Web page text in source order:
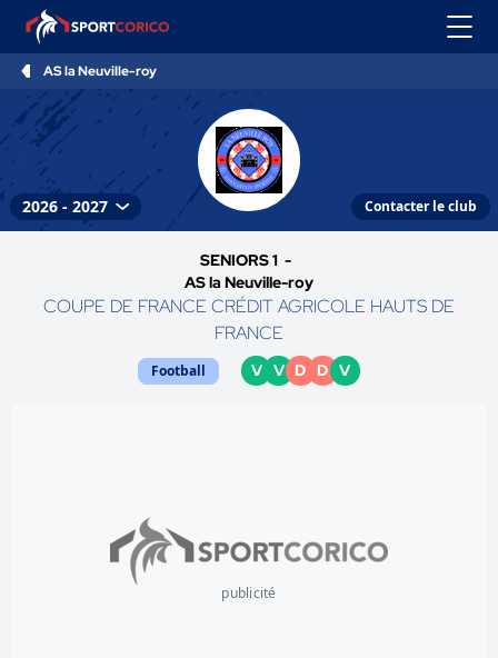
AS la Neuville-roy
Contacter le club
SENIORS 1 -
AS la Neuville-roy
COUPE DE FRANCE CRÉDIT AGRICOLE HAUTS DE
FRANCE
Football V V D D V
publicité